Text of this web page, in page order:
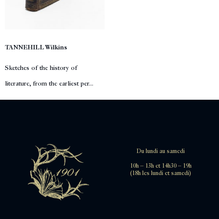
TANNEHILL Wilkins
Sketches of the history of
literature, from the earliest per...
Du lundi au samedi
10h – 13h et 14h30 – 19h
(18h les lundi et samedi)